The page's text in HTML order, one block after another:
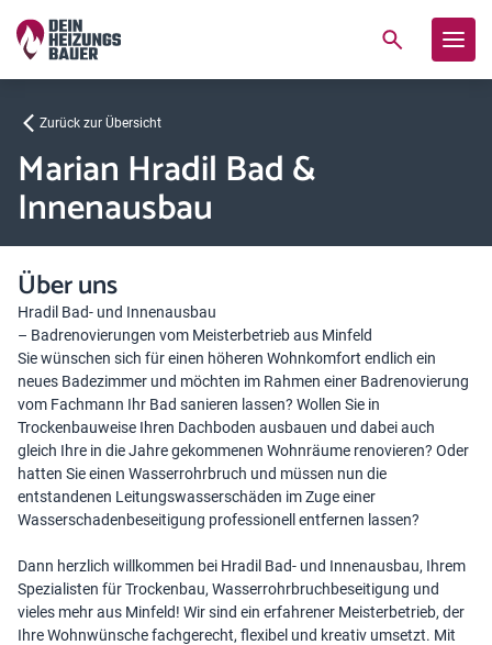
Zurück zur Übersicht
Marian Hradil Bad &
Innenausbau
Über uns
Hradil Bad- und Innenausbau
– Badrenovierungen vom Meisterbetrieb aus Minfeld
Sie wünschen sich für einen höheren Wohnkomfort endlich ein
neues Badezimmer und möchten im Rahmen einer Badrenovierung
vom Fachmann Ihr Bad sanieren lassen? Wollen Sie in
Trockenbauweise Ihren Dachboden ausbauen und dabei auch
gleich Ihre in die Jahre gekommenen Wohnräume renovieren? Oder
hatten Sie einen Wasserrohrbruch und müssen nun die
entstandenen Leitungswasserschäden im Zuge einer
Wasserschadenbeseitigung professionell entfernen lassen?
Dann herzlich willkommen bei Hradil Bad- und Innenausbau, Ihrem
Spezialisten für Trockenbau, Wasserrohrbruchbeseitigung und
vieles mehr aus Minfeld! Wir sind ein erfahrener Meisterbetrieb, der
Ihre Wohnwünsche fachgerecht, flexibel und kreativ umsetzt. Mit